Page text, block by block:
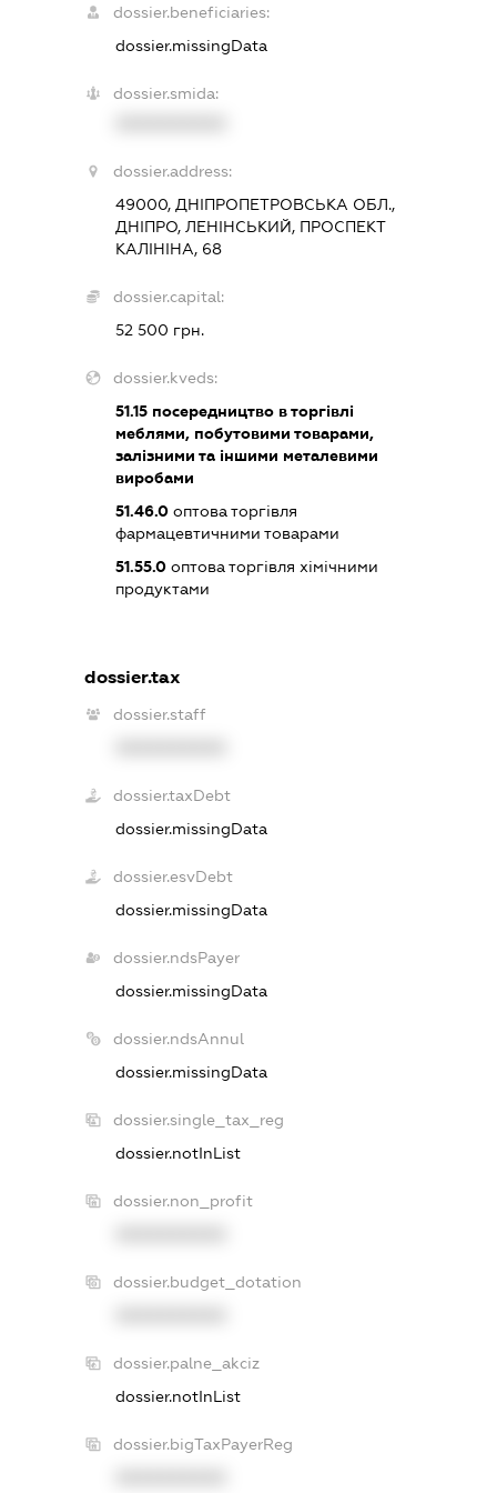
dossier.beneficiaries:
dossier.missingData
dossier.smida:
dossier.address:
49000, ДНІПРОПЕТРОВСЬКА ОБЛ.,
ДНІПРО, ЛЕНІНСЬКИЙ, ПРОСПЕКТ
КАЛІНІНА, 68
dossier.capital:
52 500 грн.
dossier.kveds:
51.15 посередництво в торгівлі
меблями, побутовими товарами,
залізними та іншими металевими
виробами
51.46.0 оптова торгівля
фармацевтичними товарами
51.55.0 оптова торгівля хімічними
продуктами
dossier.tax
dossier.staff
dossier.taxDebt
dossier.missingData
dossier.esvDebt
dossier.missingData
dossier.ndsPayer
dossier.missingData
dossier.ndsAnnul
dossier.missingData
dossier.single_tax_reg
dossier.notInList
dossier.non_profit
dossier.budget_dotation
dossier.palne_akciz
dossier.notInList
dossier.bigTaxPayerReg